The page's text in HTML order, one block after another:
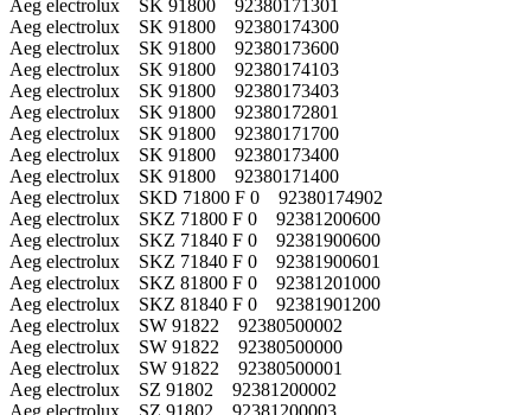
Aeg electrolux SK 91800 92380171301
Aeg electrolux SK 91800 92380174300
Aeg electrolux SK 91800 92380173600
Aeg electrolux SK 91800 92380174103
Aeg electrolux SK 91800 92380173403
Aeg electrolux SK 91800 92380172801
Aeg electrolux SK 91800 92380171700
Aeg electrolux SK 91800 92380173400
Aeg electrolux SK 91800 92380171400
Aeg electrolux SKD 71800 F 0 92380174902
Aeg electrolux SKZ 71800 F 0 92381200600
Aeg electrolux SKZ 71840 F 0 92381900600
Aeg electrolux SKZ 71840 F 0 92381900601
Aeg electrolux SKZ 81800 F 0 92381201000
Aeg electrolux SKZ 81840 F 0 92381901200
Aeg electrolux SW 91822 92380500002
Aeg electrolux SW 91822 92380500000
Aeg electrolux SW 91822 92380500001
Aeg electrolux SZ 91802 92381200002
Aeg electrolux SZ 91802 92381200003